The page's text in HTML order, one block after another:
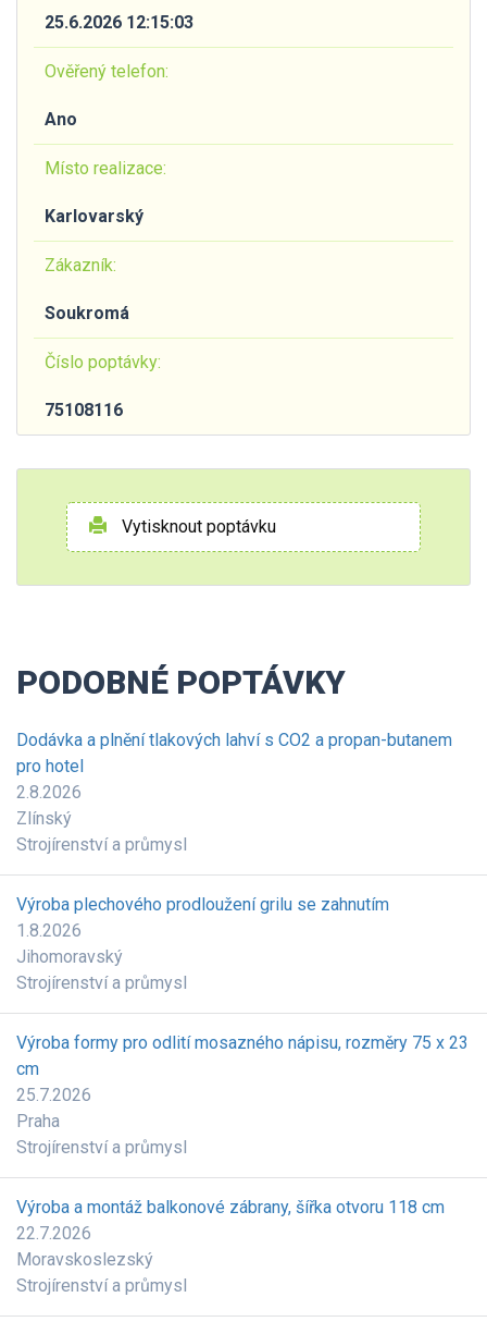
25.6.2026 12:15:03
Ověřený telefon:
Ano
Místo realizace:
Karlovarský
Zákazník:
Soukromá
Číslo poptávky:
75108116
Vytisknout poptávku
PODOBNÉ POPTÁVKY
Dodávka a plnění tlakových lahví s CO2 a propan-butanem
pro hotel
2.8.2026
Zlínský
Strojírenství a průmysl
Výroba plechového prodloužení grilu se zahnutím
1.8.2026
Jihomoravský
Strojírenství a průmysl
Výroba formy pro odlití mosazného nápisu, rozměry 75 x 23
cm
25.7.2026
Praha
Strojírenství a průmysl
Výroba a montáž balkonové zábrany, šířka otvoru 118 cm
22.7.2026
Moravskoslezský
Strojírenství a průmysl